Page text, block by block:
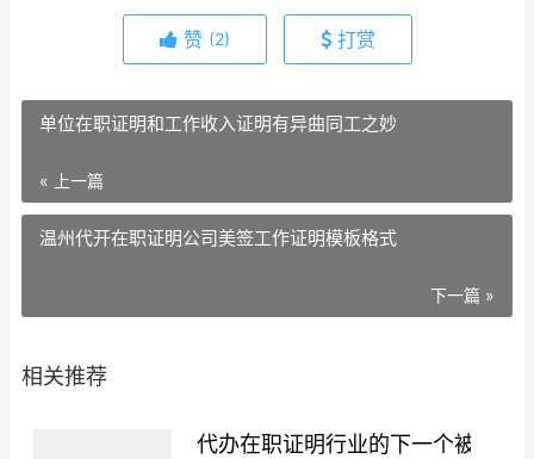
赞 (2) 打赏
单位在职证明和工作收入证明有异曲同工之妙
« 上一篇
温州代开在职证明公司美签工作证明模板格式
下一篇 »
相关推荐
代办在职证明行业的下一个被淘汰